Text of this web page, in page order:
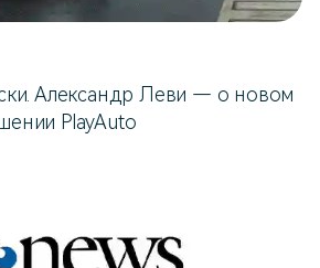
Александр Леви — о новом
PlayAuto